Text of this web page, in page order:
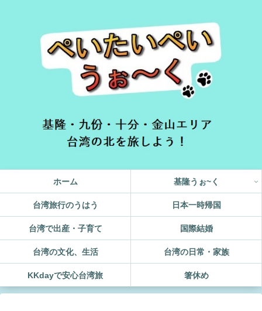
ホーム 基隆うぉ~く
台湾旅行のうはう 日本一時帰国
台湾で出産・子育て 国際結婚
台湾の文化、生活 台湾の日常・家族
KKdayで安心台湾旅 箸休め